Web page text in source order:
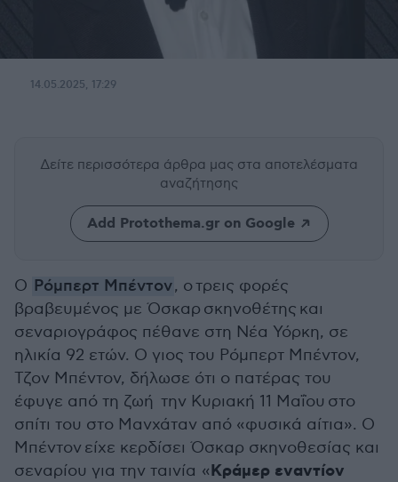
14.05.2025, 17:29
Δείτε περισσότερα άρθρα μας στα αποτελέσματα
αναζήτησης
Add Protothema.gr on Google
Ο Ρόμπερτ Μπέντον, οτρεις φορές
βραβευμένος με Όσκαρ σκηνοθέτης και
σεναριογράφος πέθανε στη Νέα Υόρκη, σε
ηλικία 92 ετών. Ο γιος του Ρόμπερτ Μπέντον,
Τζον Μπέντον, δήλωσε ότι ο πατέρας του
έφυγε από τη ζωή την Κυριακή 11 Μαΐου στο
σπίτι του στο Μανχάταν από «φυσικά αίτια». Ο
Μπέντον είχε κερδίσει Όσκαρ σκηνοθεσίας και
σεναρίου για την ταινία «Κράμερ εναντίον